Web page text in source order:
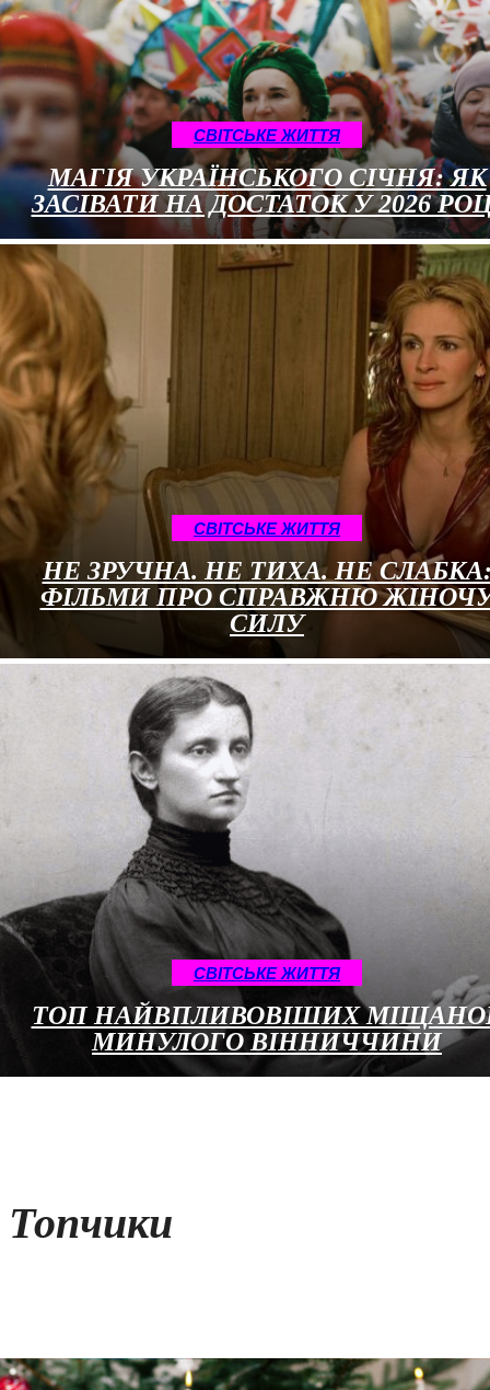
CВІТСЬКЕ ЖИТТЯ
МАГІЯ УКРАЇНСЬКОГО СІЧНЯ: ЯК
ЗАСІВАТИ НА ДОСТАТОК У 2026
CВІТСЬКЕ ЖИТТЯ
НЕ ЗРУЧНА. НЕ ТИХА. НЕ
ФІЛЬМИ ПРО СПРАВЖНЮ
СИЛУ
CВІТСЬКЕ ЖИТТЯ
ТОП НАЙВПЛИВОВІШИХ
МИНУЛОГО ВІННИЧЧИНИ
Топчики